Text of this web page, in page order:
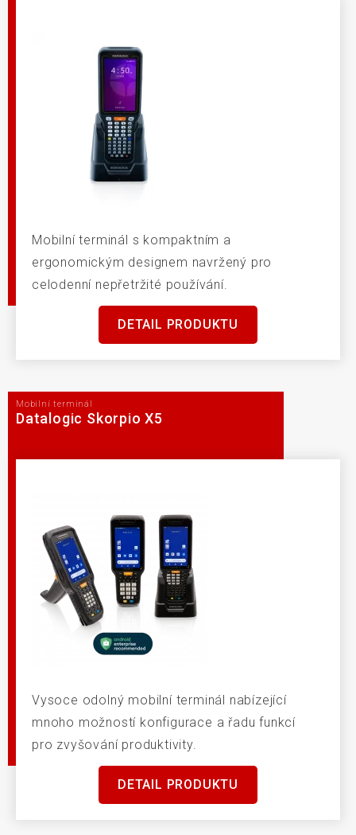
Mobilní terminál s kompaktním a
ergonomickým designem navržený pro
celodenní nepřetržité používání.
DETAIL PRODUKTU
Mobilní terminál
Datalogic Skorpio X5
Vysoce odolný mobilní terminál nabízející
mnoho možností konfigurace a řadu funkcí
pro zvyšování produktivity.
DETAIL PRODUKTU